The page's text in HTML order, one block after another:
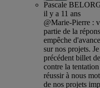
Pascale
il y a 11 ans
@Marie-Pierre :
partie de la
empêche
sur nos projets.
précédent billet
contre la
réussir à nous
de nos projets